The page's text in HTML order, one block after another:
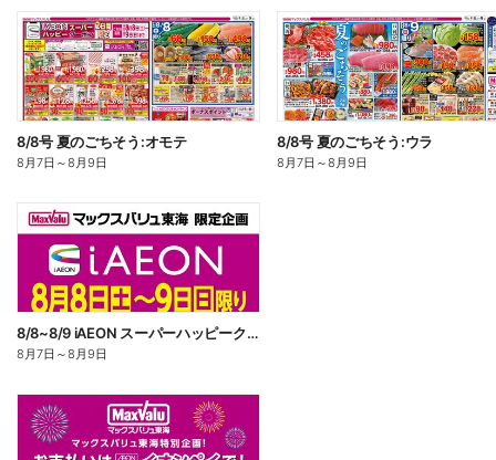
8/8号 夏のごちそう:オモテ
8月7日 ～8月9日
8/8号 夏のごちそう:ウラ
8月7日 ～8月9日
8/8~8/9 iAEON スーパーハッピークーポン
8月7日 ～8月9日